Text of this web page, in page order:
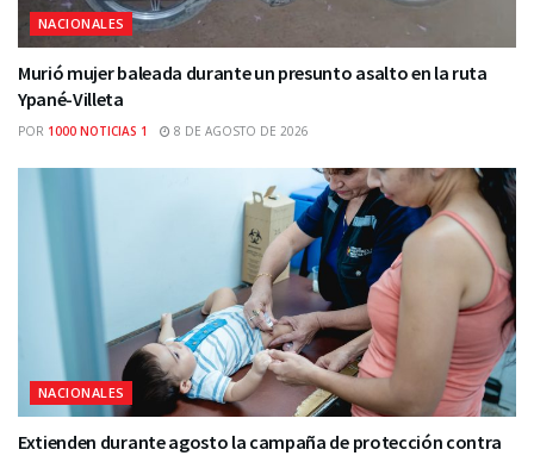
NACIONALES
Murió mujer baleada durante un presunto asalto en la ruta
Ypané-Villeta
POR 1000 NOTICIAS 1 8 DE AGOSTO DE 2026
NACIONALES
Extienden durante agosto la campaña de protección contra